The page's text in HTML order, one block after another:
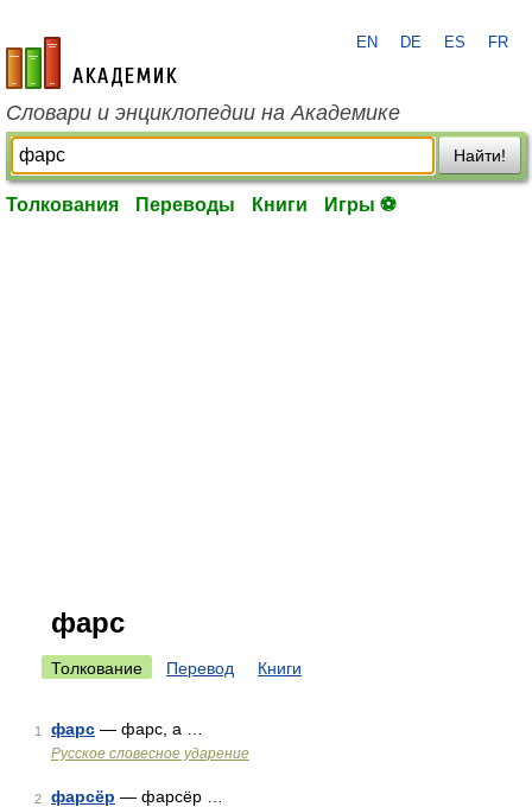
academic.ru
EN DE ES FR
Словари и энциклопедии на Академике
Найти!
Толкования Переводы Книги Игры ⚽
фарс
Толкование Перевод Книги
1 фарс — фарс, а …
Русское словесное ударение
2 фарсёр — фарсёр …